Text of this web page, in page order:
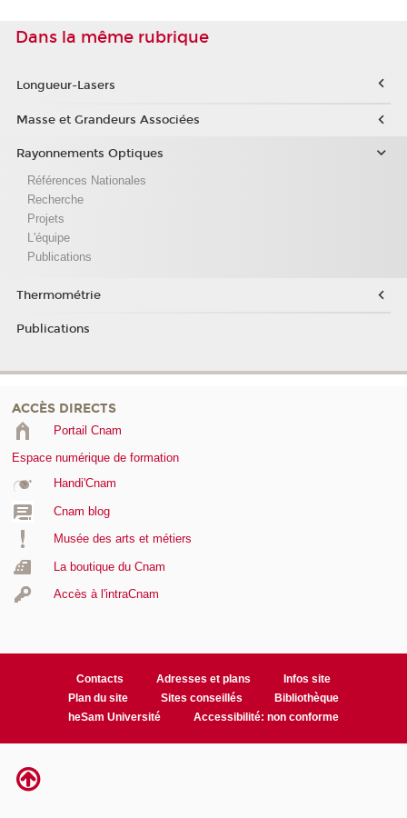
Dans la même rubrique
Longueur-Lasers
Masse et Grandeurs Associées
Rayonnements Optiques
Références Nationales
Recherche
Projets
L'équipe
Publications
Thermométrie
Publications
ACCÈS DIRECTS
Portail Cnam
Espace numérique de formation
Handi'Cnam
Cnam blog
Musée des arts et métiers
La boutique du Cnam
Accès à l'intraCnam
Contacts Adresses et plans
Infos site
Plan du site
Sites conseillés
Bibliothèque
heSam Université
Accessibilité: non conforme